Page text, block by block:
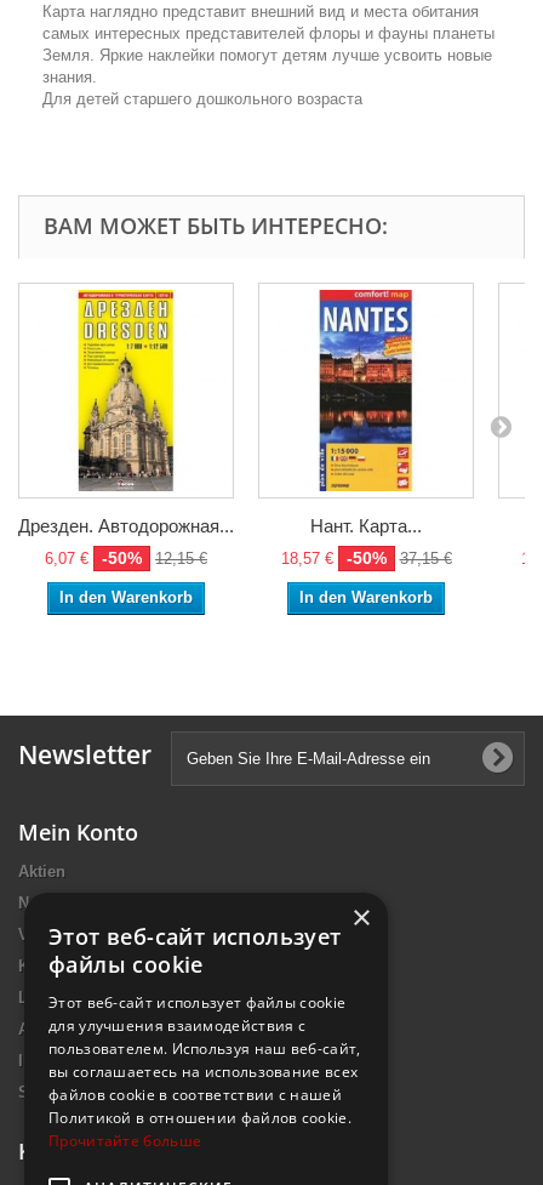
Карта наглядно представит внешний вид и места обитания
самых интересных представителей флоры и фауны планеты
Земля. Яркие наклейки помогут детям лучше усвоить новые
знания.
Для детей старшего дошкольного возраста
ВАМ МОЖЕТ БЫТЬ ИНТЕРЕСНО:
Дрезден. Автодорожная...
6,07 € -50% 12,15 €
In den Warenkorb
Нант. Карта...
18,57 € -50% 37,15 €
In den Warenkorb
Newsletter
Mein Konto
Aktien
Neue Artikel
Verkaufshits
Kontakt
Lieferung
Allgemeine Nutzungsbedingungen
Impressum Introtek
Sitemap
Kontakt
×
Этот веб-сайт использует
файлы cookie
Этот веб-сайт использует файлы cookie
для улучшения взаимодействия с
пользователем. Используя наш веб-сайт,
вы соглашаетесь на использование всех
файлов cookie в соответствии с нашей
Политикой в ​​отношении файлов cookie.
Прочитайте больше